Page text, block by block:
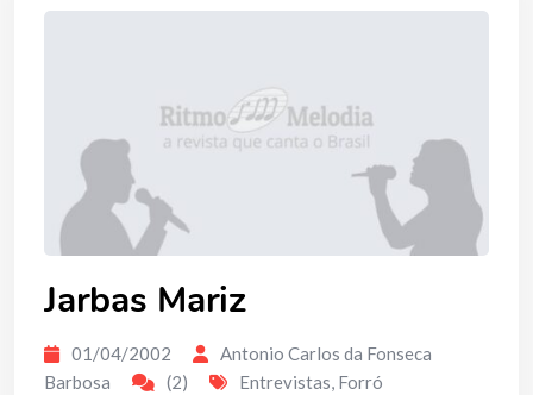
Jarbas Mariz
01/04/2002
Antonio Carlos da Fonseca
Barbosa
(2) Entrevistas, Forró